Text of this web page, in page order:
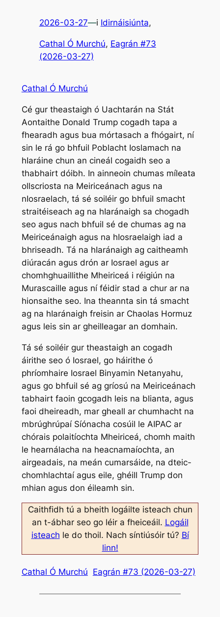
2026-03-27—i Idirnáisiúnta,
Cathal Ó Murchú, Eagrán #73
(2026-03-27)
Cathal Ó Murchú
Cé gur theastaigh ó Uachtarán na Stát
Aontaithe Donald Trump cogadh tapa a
fhearadh agus bua mórtasach a fhógairt, ní
sin le rá go bhfuil Poblacht Ioslamach na
hIaráine chun an cineál cogaidh seo a
thabhairt dóibh. In ainneoin chumas míleata
ollscriosta na Meiriceánach agus na
nIosraelach, tá sé soiléir go bhfuil smacht
straitéiseach ag na hIaránaigh sa chogadh
seo agus nach bhfuil sé de chumas ag na
Meiriceánaigh agus na hIosraelaigh iad a
bhriseadh. Tá na hIaránaigh ag caitheamh
diúracán agus drón ar Iosrael agus ar
chomhghuaillithe Mheiriceá i réigiún na
Murascaille agus ní féidir stad a chur ar na
hionsaithe seo. Ina theannta sin tá smacht
ag na hIaránaigh freisin ar Chaolas Hormuz
agus leis sin ar gheilleagar an domhain.
Tá sé soiléir gur theastaigh an cogadh
áirithe seo ó Iosrael, go háirithe ó
phríomhaire Iosrael Binyamin Netanyahu,
agus go bhfuil sé ag gríosú na Meiriceánach
tabhairt faoin gcogadh leis na blianta, agus
faoi dheireadh, mar gheall ar chumhacht na
mbrúghrúpaí Síónacha cosúil le AIPAC ar
chórais polaitíochta Mheiriceá, chomh maith
le hearnálacha na heacnamaíochta, an
airgeadais, na meán cumarsáide, na dteic-
chomhlachtaí agus eile, ghéill Trump don
mhian agus don éileamh sin.
Caithfidh tú a bheith logáilte isteach chun
an t-ábhar seo go léir a fheiceáil. Logáil
isteach le do thoil. Nach síntiúsóir tú? Bí
linn!
Cathal Ó Murchú Eagrán #73 (2026-03-27)